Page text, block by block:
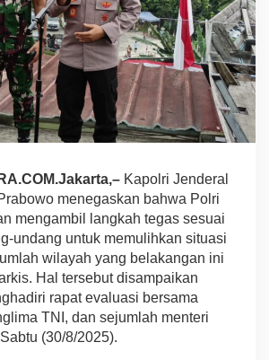
Kapolri Jenderal
menegaskan bahwa Polri
mengambil langkah tegas sesuai
undang untuk memulihkan situasi
wilayah yang belakangan ini
Hal tersebut disampaikan
rapat evaluasi bersama
TNI, dan sejumlah menteri
(30/8/2025).